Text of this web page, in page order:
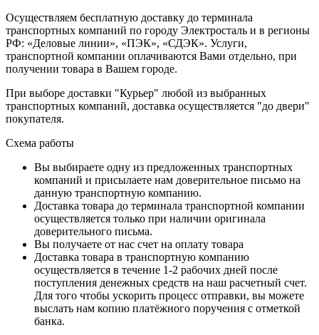
Осуществляем бесплатную доставку до терминала
транспортных компаний по городу Электросталь и в регионы
РФ: «Деловые линии», «ПЭК», «СДЭК». Услуги,
транспортной компании оплачиваются Вами отдельно, при
получении товара в Вашем городе.
При выборе доставки "Курьер" любой из выбранных
транспортных компаний, доставка осуществляется "до двери"
покупателя.
Схема работы
Вы выбираете одну из предложенных транспортных
компаний и присылаете нам доверительное письмо на
данную транспортную компанию.
Доставка товара до терминала транспортной компании
осуществляется только при наличии оригинала
доверительного письма.
Вы получаете от нас счет на оплату товара
Доставка товара в транспортную компанию
осуществляется в течение 1-2 рабочих дней после
поступления денежных средств на наш расчетный счет.
Для того чтобы ускорить процесс отправки, вы можете
выслать нам копию платёжного поручения с отметкой
банка.